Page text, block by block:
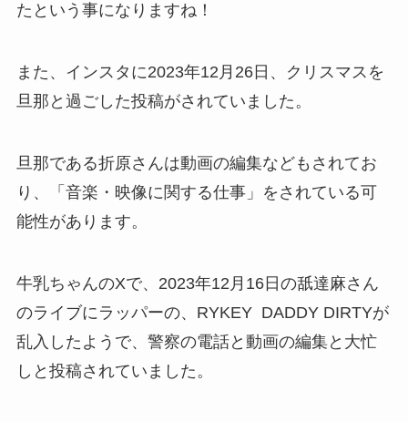
たという事になりますね！
また、インスタに2023年12月26日、クリスマスを
旦那と過ごした投稿がされていました。
旦那である折原さんは動画の編集などもされてお
り、「音楽・映像に関する仕事」をされている可
能性があります。
牛乳ちゃんのXで、2023年12月16日の舐達麻さん
のライブにラッパーの、RYKEY DADDY DIRTYが
乱入したようで、警察の電話と動画の編集と大忙
しと投稿されていました。